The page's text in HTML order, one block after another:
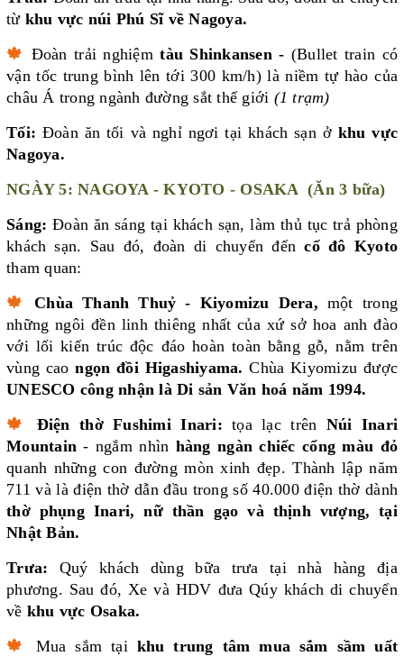
từ khu vực núi Phú Sĩ về Nagoya.
🍁 Đoàn trải nghiệmtàu Shinkansen - (Bullet train có
vận tốc trung bình lên tới 300 km/h) là niềm tự hào của
châu Á trong ngành đường sắt thế giới (1 trạm)
Tối: Đoàn ăn tối và nghỉ ngơi tại khách sạn ở khu vực
Nagoya.
NGÀY 5: NAGOYA - KYOTO - OSAKA (Ăn 3 bữa)
Sáng: Đoàn ăn sáng tại khách sạn, làm thủ tục trả phòng
khách sạn. Sau đó, đoàn di chuyển đếncố đô Kyoto
tham quan:
🍁
Chùa Thanh Thuỷ - Kiyomizu Dera, một trong
những ngôi đền linh thiêng nhất của xứ sở hoa anh đào
với lối kiến trúc độc đáo hoàn toàn bằng gỗ, nằm trên
vùng caongọn đồi Higashiyama. Chùa Kiyomizu được
UNESCO công nhận là Di sản Văn hoá năm 1994.
🍁
Điện thờ Fushimi Inari: tọa lạc trên Núi Inari
Mountain - ngắm nhìn hàng ngàn chiếc cổng màu đỏ
quanh những con đường mòn xinh đẹp. Thành lập năm
711 và là điện thờ dẫn đầu trong số 40.000 điện thờ dành
thờ phụng Inari, nữ thần gạo và thịnh vượng, tại
Nhật Bản.
Trưa: Quý khách dùng bữa trưa tại nhà hàng địa
phương. Sau đó, Xe và HDV đưa Qúy khách di chuyển
về khu vực Osaka.
🍁
Mua sắm tại khu trung tâm mua sắm sầm uất